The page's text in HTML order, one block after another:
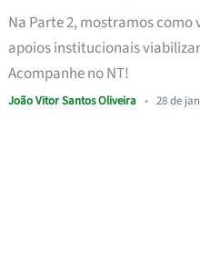
Na Parte 2, mostramos como
apoios institucionais
Acompanhe no NT!
João Vitor Santos Oliveira • 28 de